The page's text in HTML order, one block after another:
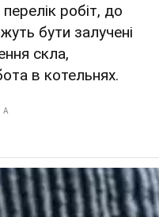
робіт, до
бути залучені
скла,
в котельнях.